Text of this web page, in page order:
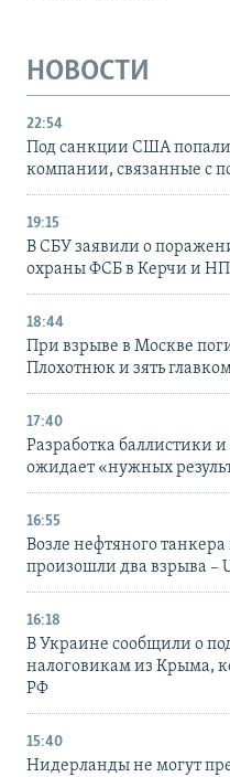
НОВОСТИ
22:54
Под санкции США
компании, связанные с
19:15
В СБУ заявили о
охраны ФСБ в Керчи и
18:44
При взрыве в Москве
Плохотнюк и зять
17:40
Разработка баллистики
ожидает «нужных
16:55
Возле нефтяного
произошли два взрыва –
16:18
В Украине сообщили о
налоговикам из Крыма,
РФ
15:40
Нидерланды не могут